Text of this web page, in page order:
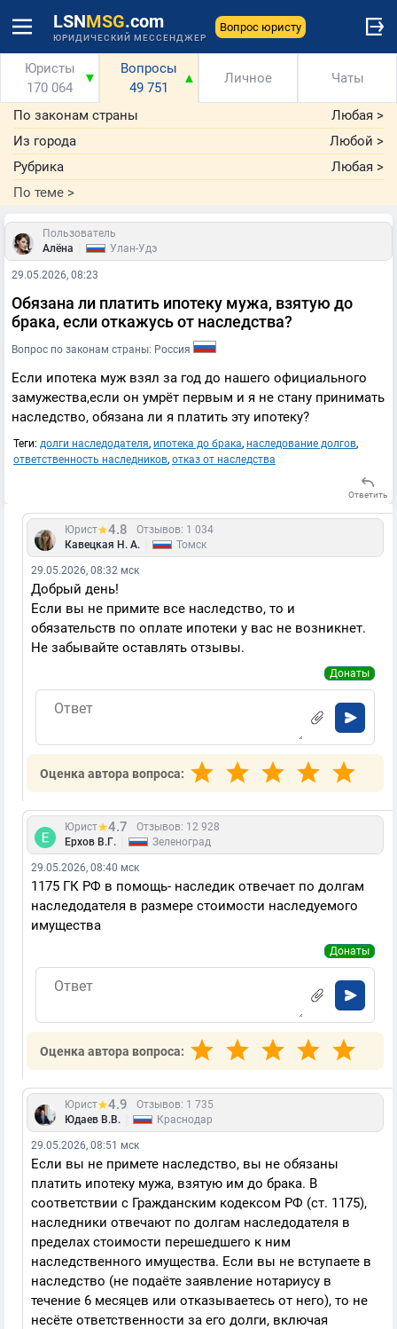
LSNMSG.com
ЮРИДИЧЕСКИЙ МЕССЕНДЖЕР
Вопрос юристу
Юристы
170 064
▼
Вопросы
49 751
▲ Личное Чаты
По законам страны Любая >
Из города
Любой >
Рубрика
Любая >
По теме >
Пользователь
Алёна
Улан-Удэ
29.05.2026, 08:23
Обязана ли платить ипотеку мужа, взятую до
брака, если откажусь от наследства?
Вопрос по законам страны: Россия
Если ипотека муж взял за год до нашего официального
замужества,если он умрёт первым и я не стану принимать
наследство, обязана ли я платить эту ипотеку?
Теги: долги наследодателя, ипотека до брака, наследование долгов,
ответственность наследников, отказ от наследства
Ответить
Юрист 4.8
Отзывов: 1 034
Кавецкая Н. А.
Томск
29.05.2026, 08:32 мск
Добрый день!
Если вы не примите все наследство, то и
обязательств по оплате ипотеки у вас не возникнет.
Не забывайте оставлять отзывы.
Донаты
Оценка автора вопроса:
Юрист 4.7
Отзывов: 12 928
Ерхов В.Г.
Зеленоград
29.05.2026, 08:40 мск
1175 ГК РФ в помощь- наследик отвечает по долгам
наследодателя в размере стоимости наследуемого
имущества
Донаты
Оценка автора вопроса:
Юрист 4.9
Отзывов: 1 735
Юдаев В.В.
Краснодар
29.05.2026, 08:51 мск
Если вы не примете наследство, вы не обязаны
платить ипотеку мужа, взятую им до брака. В
соответствии с Гражданским кодексом РФ (ст. 1175),
наследники отвечают по долгам наследодателя в
пределах стоимости перешедшего к ним
наследственного имущества. Если вы не вступаете в
наследство (не подаёте заявление нотариусу в
течение 6 месяцев или отказываетесь от него), то не
несёте ответственности за его долги, включая